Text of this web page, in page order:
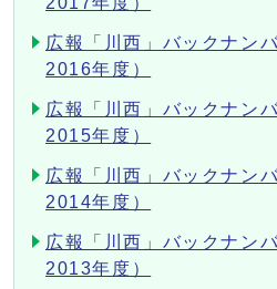
広報「川西」バックナン
2016年度）
広報「川西」バックナン
2015年度）
広報「川西」バックナン
2014年度）
広報「川西」バックナン
2013年度）